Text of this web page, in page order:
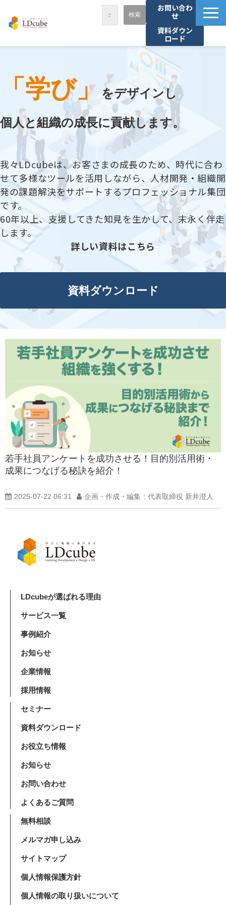
お問い合わ
せ
資料ダウン
ロード
LDcubeが選ばれる理由
サービス一覧
課題から探す
事例紹介
セミナー・講座
お役立ち情報
資料ダウンロード
パートナー募集
「学び」 をデザインし
個人と組織の成長に貢献します。
我々LDcubeは、お客さまの成長のため、時代に合わ
せて多様なツールを活用しながら、人材開発・組織開
発の課題解決をサポートするプロフェッショナル集団
です。
60年以上、支援してきた知見を生かして、末永く伴走
します。
詳しい資料はこちら
資料ダウンロード
若手社員アンケートを成功させる！目的別活用術・
成果につなげる秘訣を紹介！
2025-07-22 06:31 企画・作成・編集：代表取締役 新井澄人
LDcubeが選ばれる理由
サービス一覧
事例紹介
お知らせ
企業情報
採用情報
セミナー
資料ダウンロード
お役立ち情報
お知らせ
お問い合わせ
よくあるご質問
無料相談
メルマガ申し込み
サイトマップ
個人情報保護方針
個人情報の取り扱いについて